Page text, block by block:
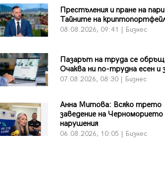
Престъления и пране на
Тайните на
08.08.2026, 09:41 | Бизнес
Пазарът на труда се
Очаква ни по-трудна есен и
07.08.2026, 08:30 | Бизнес
Анна Митова: Всяко трето
заведение на Черноморието
нарушения
06.08.2026, 10:05 | Бизнес